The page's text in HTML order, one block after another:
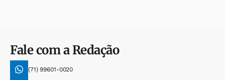
Fale com a Redação
(71) 99601-0020